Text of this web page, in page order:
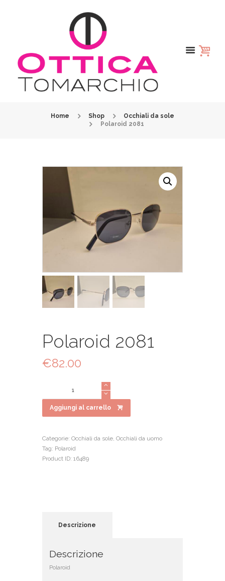
Home Shop
Occhiali da sole
Polaroid 2081
Polaroid 2081
€82.00
quantità
Aggiungi al carrello
Categorie: Occhiali da sole Occhiali da uomo
Tag: Polaroid
Product ID: 16489
Descrizione
Descrizione
Polaroid